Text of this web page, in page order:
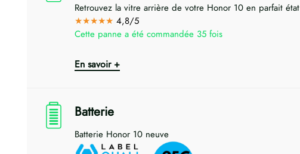
Retrouvez la vitre arrière de votre Honor 10 en parfait état
★★★★★ 4,8/5
Cette panne a été commandée 35 fois
En savoir +
Batterie
Batterie Honor 10 neuve